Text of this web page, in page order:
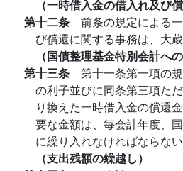
（一時借入金の借入れ及び
第十二条 前条の規定による
び償還に関する事務は、大蔵
（国債整理基金特別会計へ
第十三条 第十一条第一項の
の利子並びに同条第三項た
り換えた一時借入金の償還
要な金額は、毎会計年度、
に繰り入れなければならない
（支出残額の繰越し）